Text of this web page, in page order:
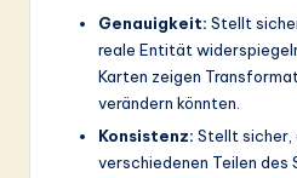
Genauigkeit: Stellt
reale Entität
Karten zeigen
verändern könnten.
Konsistenz: Stellt sicher,
verschiedenen Teilen des